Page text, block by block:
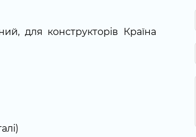
для конструкторів Країна